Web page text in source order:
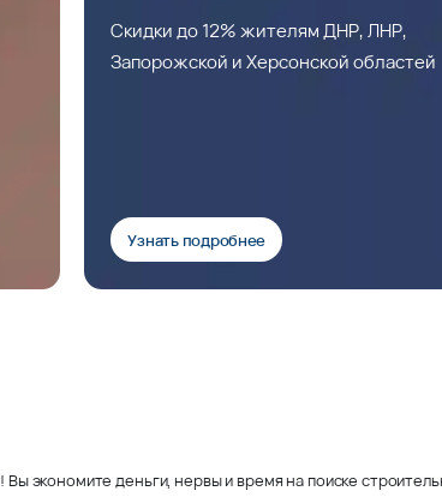
Скидки до 12% жителям ДНР, ЛНР,
Запорожской и Херсонской областей
Узнать подробнее
экономите деньги, нервы и время на поиске